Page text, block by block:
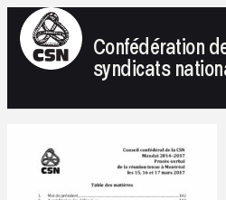
Confédération
syndicats